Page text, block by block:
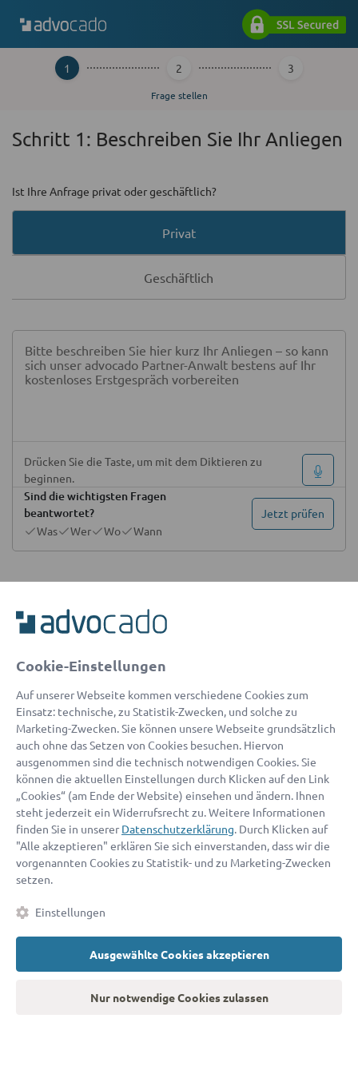
1 2 3
Frage stellen
Schritt 1: Beschreiben Sie Ihr Anliegen
Ist Ihre Anfrage privat oder geschäftlich?
Wählen Sie eine Option
Privat
Geschäftlich
Drücken Sie die Taste, um mit dem Diktieren zu
beginnen.
Sind die wichtigsten Fragen
beantwortet?
Jetzt prüfen
Was
Wer Wo Wann
Kontaktdaten eingeben
„Ich war überrascht, wie schnell und einfach alles ging. Noch
am selben Tag konnte ich mein Problem mit einem Anwalt
Laura H.
Cookie-Einstellungen
Auf unserer Webseite kommen verschiedene Cookies zum
Einsatz: technische, zu Statistik-Zwecken, und solche zu
Marketing-Zwecken. Sie können unsere Webseite grundsätzlich
auch ohne das Setzen von Cookies besuchen. Hiervon
ausgenommen sind die technisch notwendigen Cookies. Sie
können die aktuellen Einstellungen durch Klicken auf den Link
„Cookies“ (am Ende der Website) einsehen und ändern. Ihnen
steht jederzeit ein Widerrufsrecht zu. Weitere Informationen
finden Sie in unserer Datenschutzerklärung. Durch Klicken auf
"Alle akzeptieren" erklären Sie sich einverstanden, dass wir die
vorgenannten Cookies zu Statistik- und zu Marketing-Zwecken
setzen.
Einstellungen
Ausgewählte Cookies akzeptieren
Nur notwendige Cookies zulassen